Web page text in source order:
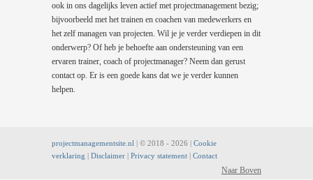
ook in ons dagelijks leven actief met projectmanagement bezig;
bijvoorbeeld met het trainen en coachen van medewerkers en
het zelf managen van projecten. Wil je je verder verdiepen in dit
onderwerp? Of heb je behoefte aan ondersteuning van een
ervaren trainer, coach of projectmanager? Neem dan gerust
contact op. Er is een goede kans dat we je verder kunnen
helpen.
projectmanagementsite.nl | © 2018 - 2026 | Cookie
verklaring | Disclaimer | Privacy statement | Contact
Naar Boven